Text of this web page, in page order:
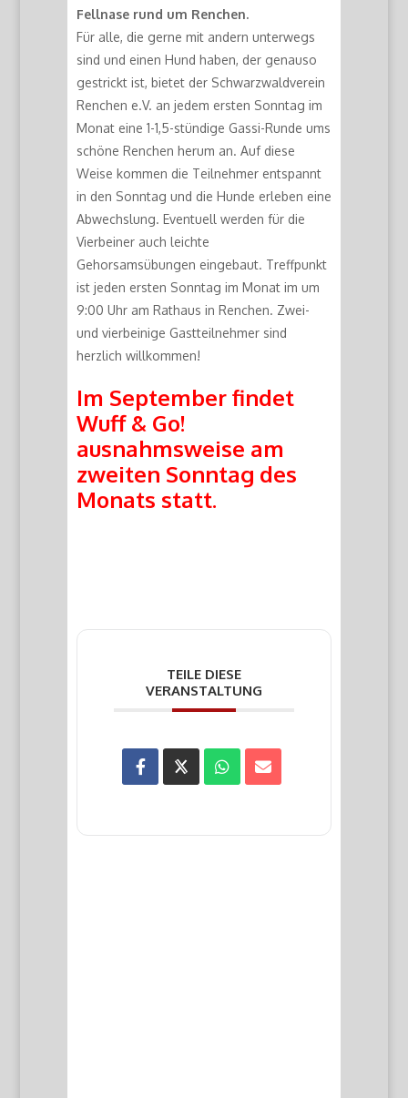
Fellnase rund um Renchen.
Für alle, die gerne mit andern unterwegs
sind und einen Hund haben, der genauso
gestrickt ist, bietet der Schwarzwaldverein
Renchen e.V. an jedem ersten Sonntag im
Monat eine 1-1,5-stündige Gassi-Runde ums
schöne Renchen herum an. Auf diese
Weise kommen die Teilnehmer entspannt
in den Sonntag und die Hunde erleben eine
Abwechslung. Eventuell werden für die
Vierbeiner auch leichte
Gehorsamsübungen eingebaut. Treffpunkt
ist jeden ersten Sonntag im Monat im um
9:00 Uhr am Rathaus in Renchen. Zwei-
und vierbeinige Gastteilnehmer sind
herzlich willkommen!
Im September findet
Wuff & Go!
ausnahmsweise am
zweiten Sonntag des
Monats statt.
TEILE DIESE
VERANSTALTUNG